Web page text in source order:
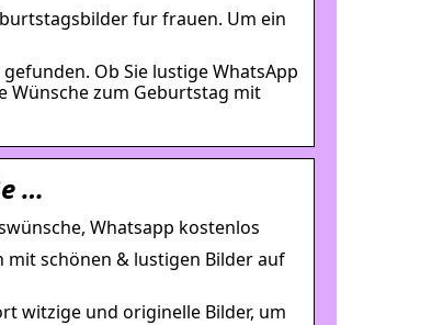
fur frauen. Um ein
Ob Sie lustige WhatsApp
Wünsche zum Geburtstag mit
…
Whatsapp kostenlos
mit schönen & lustigen Bilder auf
witzige und originelle Bilder, um